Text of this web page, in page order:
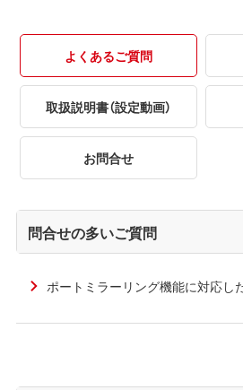
よくあるご質問
取扱説明書（設定動画）
お問合せ
問合せの多いご質問
ポートミラーリング機能に対応し